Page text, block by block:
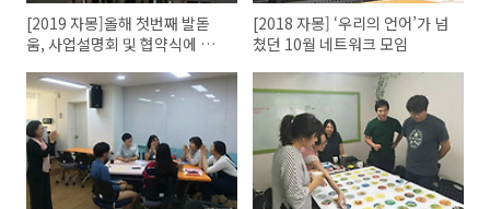
[2019 자몽]올해 첫번째 발돋
움, 사업설명회 및 협약식에 가
[2018 자몽] ‘우리의 언어’가 넘
쳤던 10월 네트워크 모임